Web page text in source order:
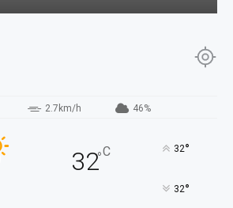
2.7km/h 46%
32°C 32°
32°